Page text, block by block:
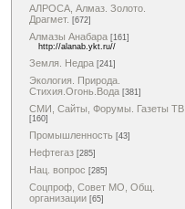
АЛРОСА, Алмаз. Золото.
Драгмет. [672]
Алмазы Анабара [161]
http://alanab.ykt.ru//
Земля. Недра [241]
Экология. Природа.
Стихия.Огонь.Вода [381]
СМИ, Сайты, Форумы. Газеты ТВ
[160]
Промышленность [43]
Нефтегаз [285]
Нац. вопрос [285]
Соцпроф, Совет МО, Общ.
организации [65]